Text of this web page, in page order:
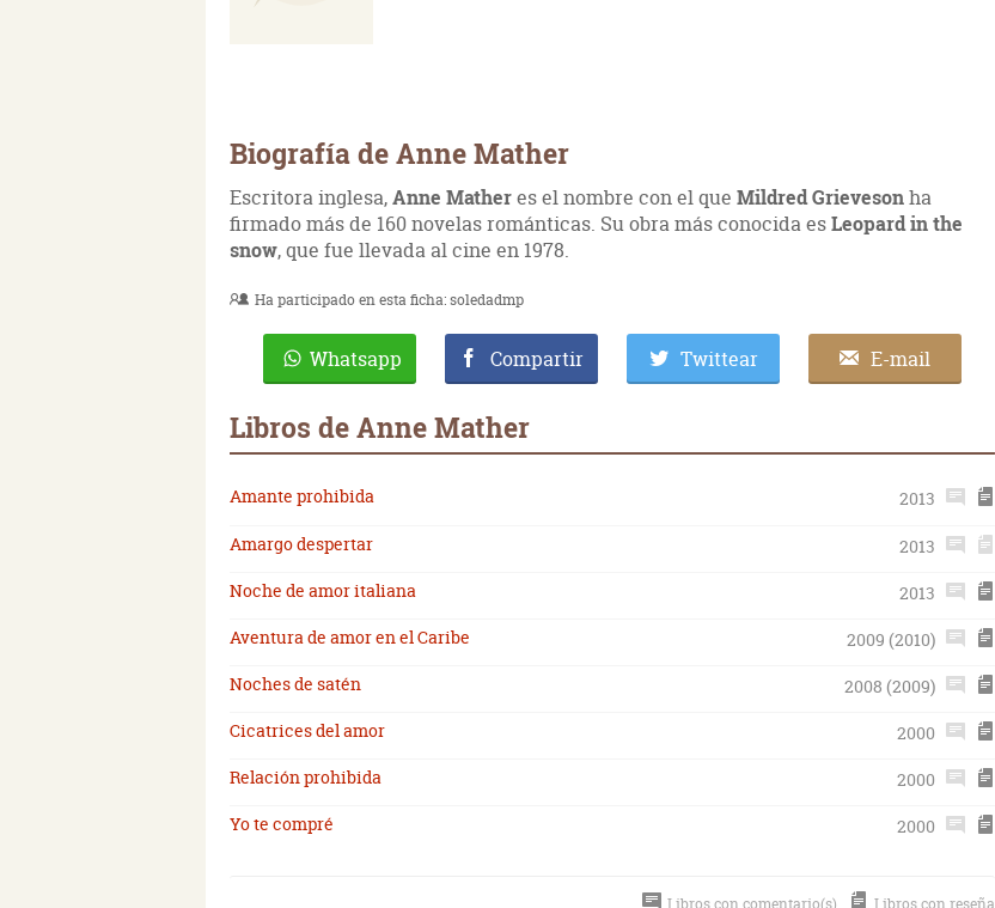
Biografía de Anne Mather
Escritora inglesa,Anne Matheres el nombre con el que Mildred Grievesonha
firmado más de 160 novelas románticas. Su obra más conocida esLeopard in the
snow, que fue llevada al cine en 1978.
Ha participado en esta ficha:soledadmp
Whatsapp Compartir Twittear E-mail
Libros de Anne Mather
Amante prohibida
2013
Amargo despertar
2013
Noche de amor italiana
2013
Aventura de amor en el Caribe
2009 (2010)
Noches de satén
2008 (2009)
Cicatrices del amor
2000
Relación prohibida
2000
Yo te compré
2000
Libros con comentario(s) Libros con reseña